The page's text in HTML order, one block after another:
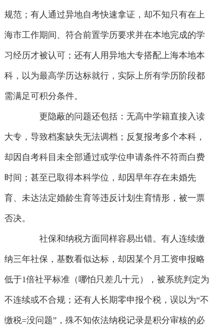
规范；有人通过异地自考快速拿证，却不知只有在上
海市工作期间、符合前置学历要求并在本地完成的学
习经历才被认可；还有人用异地大专搭配上海本地本
科，以为最高学历达标就行，实际上所有学历阶段都
需满足可积分条件。
更隐蔽的问题还包括：无高中学籍直接入读
大专，导致档案缺失无法调档；反复报考多个本科，
却因自考科目未全部通过或学位申请条件不符而白费
时间；甚至已取得本科学位，却因早年存在未婚先
育、未达法定婚龄生育等违反计划生育情形，被一票
否决。
社保和纳税方面同样容易出错。有人连续缴
纳三年社保，基数看似达标，却因某个月工资申报略
低于1倍社平标准（哪怕只差几十元），被系统判定为
不连续或不合规；还有人长期零申报个税，误以为“不
缴税=没问题”，殊不知依法纳税记录是积分审核的必